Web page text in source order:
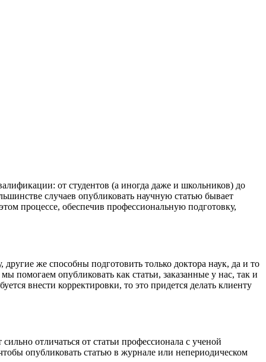
от студентов (а иногда даже и школьников) до
случаев опубликовать научную статью бывает
процессе, обеспечив профессиональную подготовку,
же способны подготовить только доктора наук, да и то
опубликовать как статьи, заказанные у нас, так и
внести корректировки, то это придется делать клиенту
отличаться от статьи профессионала с ученой
опубликовать статью в журнале или непериодическом